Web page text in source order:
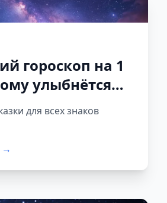
гороскоп на 1
улыбнётся
для всех знаков
→